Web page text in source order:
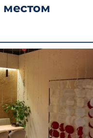
местом